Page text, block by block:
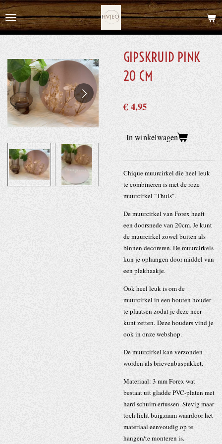
Ga
direct
naar
GIPSKRUID PINK
20 CM
€ 4,95
In winkelwagen
Chique muurcirkel die heel leuk
te combineren is met de roze
muurcirkel "Thuis".
De muurcirkel van Forex heeft
een doorsnede van 20cm. Je kunt
de muurcirkel zowel buiten als
binnen decoreren. De muurcirkels
kun je ophangen door middel van
een plakhaakje.
Ook heel leuk is om de
muurcirkel in een houten houder
te plaatsen zodat je deze neer
kunt zetten. Deze houders vind je
ook in onze webshop.
De muurcirkel kan verzonden
worden als brievenbuspakket.
Materiaal: 3 mm Forex wat
bestaat uit gladde PVC-platen met
hard schuim ertussen. Stevig maar
toch licht buigzaam waardoor het
materiaal eenvoudig op te
hangen/te monteren is.